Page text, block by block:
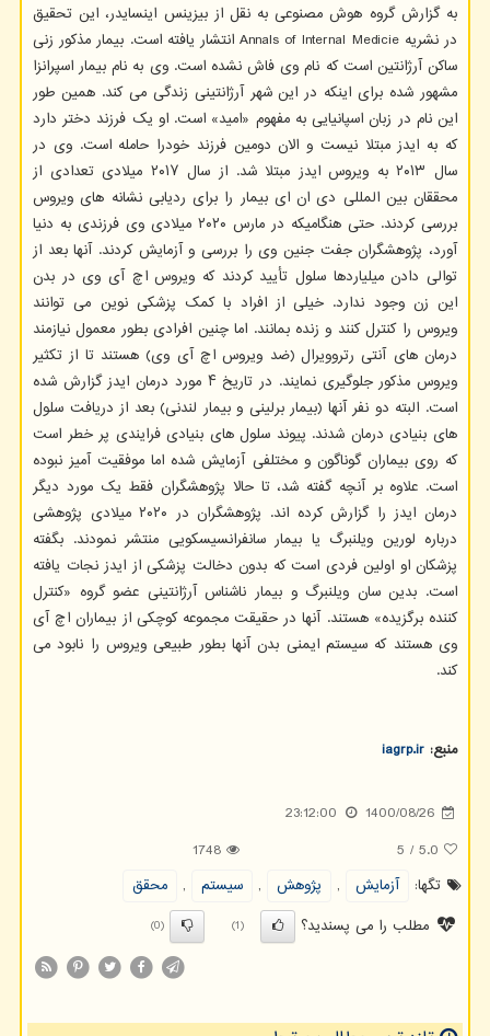
به گزارش گروه هوش مصنوعی به نقل از بیزینس اینسایدر، این تحقیق
در نشریه Annals of Internal Medicie انتشار یافته است. بیمار مذکور زنی
ساکن آرژانتین است که نام وی فاش نشده است. وی به نام بیمار اسپرانزا
مشهور شده برای اینکه در این شهر آرژانتینی زندگی می کند. همین طور
این نام در زبان اسپانیایی به مفهوم «امید» است. او یک فرزند دختر دارد
که به ایدز مبتلا نیست و الان دومین فرزند خودرا حامله است. وی در
سال ۲۰۱۳ به ویروس ایدز مبتلا شد. از سال ۲۰۱۷ میلادی تعدادی از
محققان بین المللی دی ان ای بیمار را برای ردیابی نشانه های ویروس
بررسی کردند. حتی هنگامیکه در مارس ۲۰۲۰ میلادی وی فرزندی به دنیا
آورد، پژوهشگران جفت جنین وی را بررسی و آزمایش کردند. آنها بعد از
توالی دادن میلیاردها سلول تأیید کردند که ویروس اچ آی وی در بدن
این زن وجود ندارد. خیلی از افراد با کمک پزشکی نوین می توانند
ویروس را کنترل کنند و زنده بمانند. اما چنین افرادی بطور معمول نیازمند
درمان های آنتی رتروویرال (ضد ویروس اچ آی وی) هستند تا از تکثیر
ویروس مذکور جلوگیری نمایند. در تاریخ ۴ مورد درمان ایدز گزارش شده
است. البته دو نفر آنها (بیمار برلینی و بیمار لندنی) بعد از دریافت سلول
های بنیادی درمان شدند. پیوند سلول های بنیادی فرایندی پر خطر است
که روی بیماران گوناگون و مختلفی آزمایش شده اما موفقیت آمیز نبوده
است. علاوه بر آنچه گفته شد، تا حالا پژوهشگران فقط یک مورد دیگر
درمان ایدز را گزارش کرده اند. پژوهشگران در ۲۰۲۰ میلادی پژوهشی
درباره لورین ویلنبرگ یا بیمار سانفرانسیسکویی منتشر نمودند. بگفته
پزشکان او اولین فردی است که بدون دخالت پزشکی از ایدز نجات یافته
است. بدین سان ویلنبرگ و بیمار ناشناس آرژانتینی عضو گروه «کنترل
کننده برگزیده» هستند. آنها در حقیقت مجموعه کوچکی از بیماران اچ آی
وی هستند که سیستم ایمنی بدن آنها بطور طبیعی ویروس را نابود می
کند.
منبع: iagrp.ir
1400/08/26
23:12:00
5.0
/
5
1748
تگها:
آزمایش , پژوهش , سیستم ,
محقق
مطلب را می پسندید؟
(1)
(0)